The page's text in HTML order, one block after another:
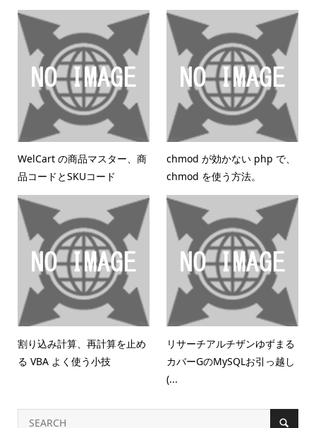
WelCart の商品マスター、商
品コードとSKUコード
chmod が効かない php で、
chmod を使う方法。
割り込み計算、再計算を止め
る VBA よく使う小技
リサーチアルチザンゆずまる
カバーGのMySQLお引っ越し
(...